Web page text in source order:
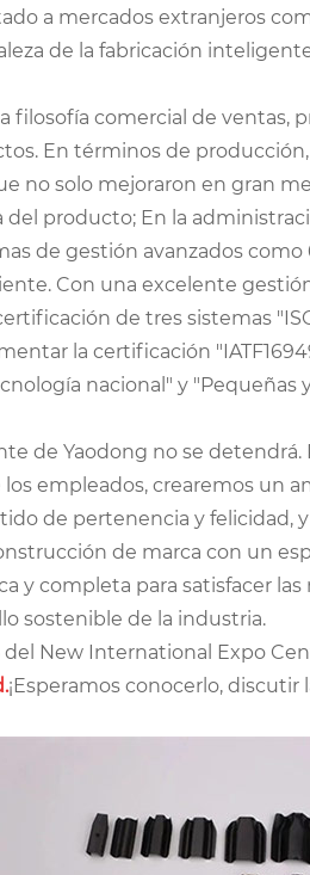
a mercados extranjeros
de la fabricación
filosofía comercial de ventas,
En términos de
no solo mejoraron en gran
producto; En la
de gestión avanzados como
Con una excelente
de tres sistemas
la certificación
nacional" y "Pequeñas
de Yaodong no se detendrá.
empleados, crearemos un
de pertenencia y felicidad,
de marca con un
y completa para satisfacer las
sostenible de la industria.
del New International Expo
¡Esperamos conocerlo, discutir